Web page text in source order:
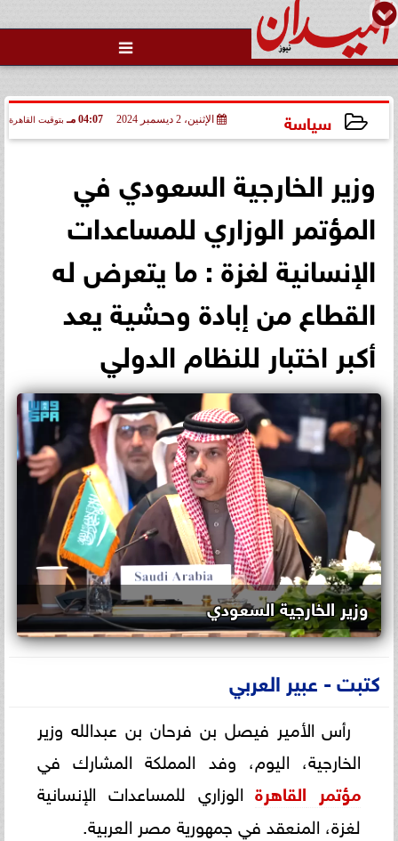

سياسة الإثنين، 2 ديسمبر 2024 04:07 مـ بتوقيت القاهرة
وزير الخارجية السعودي في
المؤتمر الوزاري للمساعدات
الإنسانية لغزة : ما يتعرض له
القطاع من إبادة وحشية يعد
أكبر اختبار للنظام الدولي
وزير الخارجية السعودي
كتبت - عبير العربي
رأس الأمير فيصل بن فرحان بن عبدالله وزير
الخارجية، اليوم، وفد المملكة المشارك في
مؤتمر القاهرةالوزاري للمساعدات الإنسانية
لغزة، المنعقد في جمهورية مصر العربية.